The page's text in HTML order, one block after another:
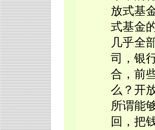
放式基
式基金
几乎全
司，银
合，前
么？开
所谓能
回，把